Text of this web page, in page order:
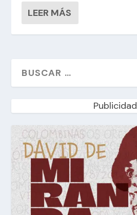
LEER MÁS
Publicidad